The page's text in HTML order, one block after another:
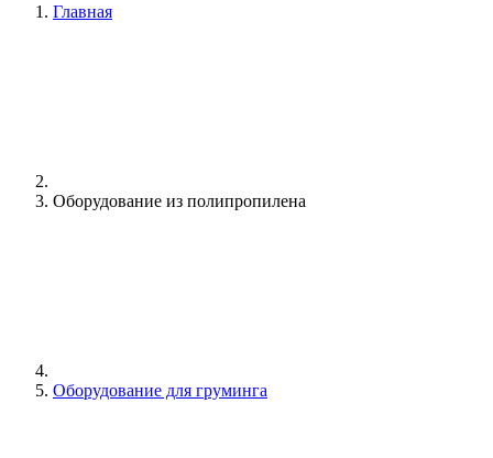
Главная
Оборудование из полипропилена
Оборудование для груминга